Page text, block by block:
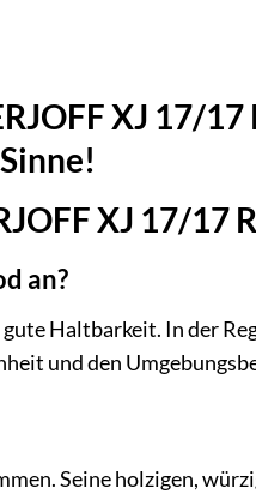
XJ 17/
XJ 17/17
an?
Haltbarkeit. In der
und den
Seine holzigen,